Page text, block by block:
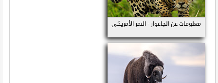
معلومات عن الجاغوار - النمر الأمريكي